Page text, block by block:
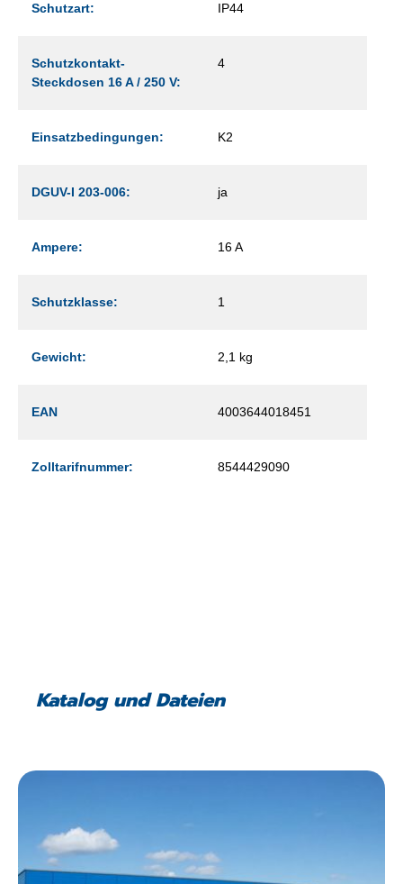
Schutzart: IP44
Schutzkontakt-
Steckdosen 16 A / 250 V:
4
Einsatzbedingungen: K2
DGUV-I 203-006: ja
Ampere: 16 A
Schutzklasse: 1
Gewicht: 2,1 kg
EAN 4003644018451
Zolltarifnummer: 8544429090
Katalog und Dateien